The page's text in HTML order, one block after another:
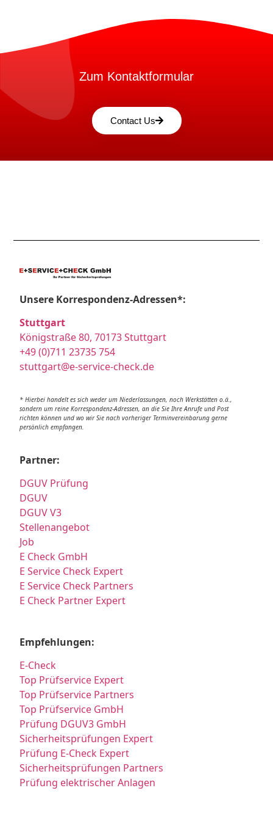
Zum Kontaktformular
Contact Us
Unsere Korrespondenz-Adressen*:
Stuttgart
Königstraße 80, 70173 Stuttgart
+49 (0)711 23735 754
stuttgart@e-service-check.de
* Hierbei handelt es sich weder um Niederlassungen, noch Werkstätten o.ä.,
sondern um reine Korrespondenz-Adressen, an die Sie Ihre Anrufe und Post
richten können und wo wir Sie nach vorheriger Terminvereinbarung gerne
persönlich empfangen.
Partner:
DGUV Prüfung
DGUV
DGUV V3
Stellenangebot
Job
E Check GmbH
E Service Check Expert
E Service Check Partners
E Check Partner Expert
Empfehlungen:
E-Check
Top Prüfservice Expert
Top Prüfservice Partners
Top Prüfservice GmbH
Prüfung DGUV3 GmbH
Sicherheitsprüfungen Expert
Prüfung E-Check Expert
Sicherheitsprüfungen Partners
Prüfung elektrischer Anlagen